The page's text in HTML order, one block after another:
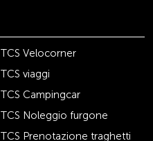
TCS Velocorner
TCS viaggi
TCS Campingcar
TCS Noleggio furgone
TCS Prenotazione traghetti